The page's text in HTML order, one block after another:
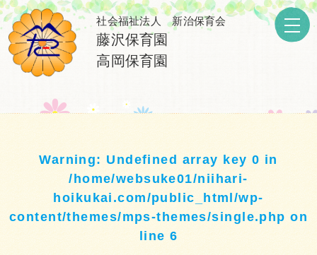
社会福祉法人 新治保育会
藤沢保育園
高岡保育園
Warning: Undefined array key 0 in
/home/websuke01/niihari-
hoikukai.com/public_html/wp-
content/themes/mps-themes/single.php on
line 6